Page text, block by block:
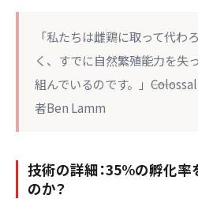
「私たちは雌鶏に取って代わ
く、すでに自然繁殖能力を失
組んでいるのです。」
者Ben Lamm
技術の詳細：35%の孵化率
のか？